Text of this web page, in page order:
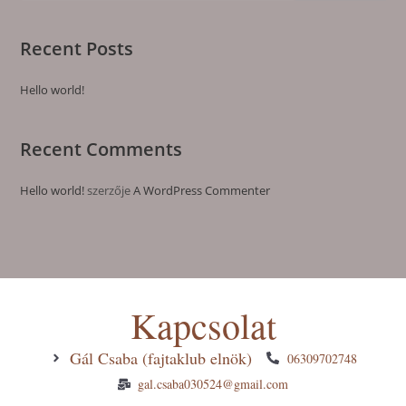
Recent Posts
Hello world!
Recent Comments
Hello world!szerzőjeA WordPress Commenter
Kapcsolat
Gál Csaba (fajtaklub elnök)
06309702748
gal.csaba030524@gmail.com